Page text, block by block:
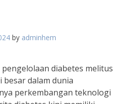
by adminhem
diabetes melitus
dalam dunia
perkembangan teknologi